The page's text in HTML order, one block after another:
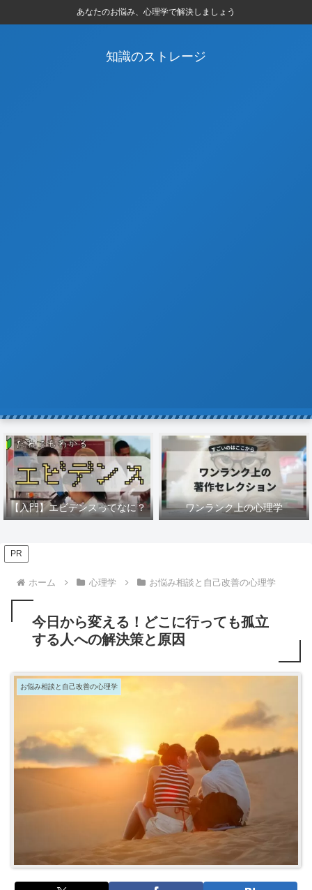
あなたのお悩み、心理学で解決しましょう
知識のストレージ
【入門】エビデンスってなに？ ワンランク上の心理学
PR
ホーム 心理学 お悩み相談と自己改善の心理学
今日から変える！どこに行っても孤立
する人への解決策と原因
お悩み相談と自己改善の心理学